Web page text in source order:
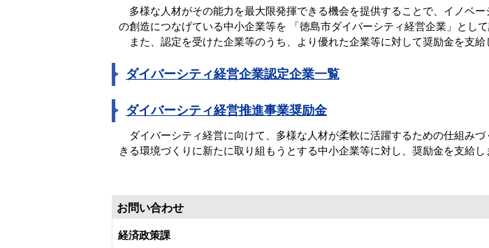
多様な人材がその能力を最大限発揮できる機会を提供することで、イノベー
の創造につなげている中小企業等を 「徳島市ダイバーシティ経営企業」として
また、認定を受けた企業等のうち、より優れた企業等に対して奨励金を支給
ダイバーシティ経営企業認定企業一覧
ダイバーシティ経営推進事業奨励金
ダイバーシティ経営に向けて、多様な人材が柔軟に活躍するための仕組み
きる環境づくりに新たに取り組もうとする中小企業等に対し、奨励金を支給し
お問い合わせ
経済政策課